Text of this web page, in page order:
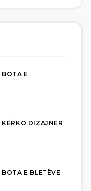
BOTA E
DIZAJNER
E BLETËVE